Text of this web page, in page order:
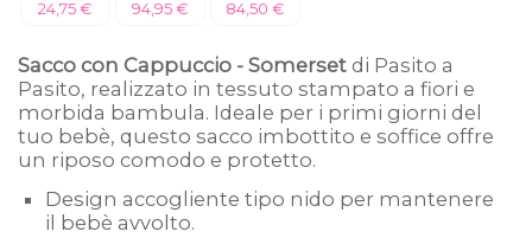
24,75 € 94,95 € 84,50 €
Sacco con Cappuccio - Somerset di Pasito a
Pasito, realizzato in tessuto stampato a fiori e
morbida bambula. Ideale per i primi giorni del
tuo bebè, questo sacco imbottito e soffice offre
un riposo comodo e protetto.
Design accogliente tipo nido per mantenere
il bebè avvolto.